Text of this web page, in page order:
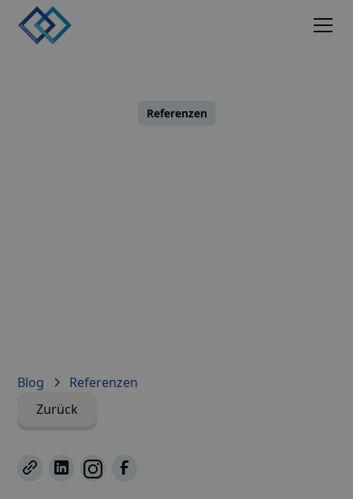
Referenzen
Blog
Referenzen
Zurück